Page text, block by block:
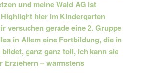
und meine Wald AG ist
hier im Kindergarten
versuchen gerade eine 2. Gruppe
in Allem eine Fortbildung, die in
ganz ganz toll, ich kann sie
Erziehern – wärmstens